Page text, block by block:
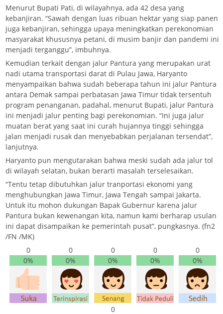
Menurut Bupati Pati, di wilayahnya, ada 42 desa yang
kebanjiran. “Sawah dengan luas ribuan hektar yang siap panen
juga kebanjiran, sehingga upaya meningkatkan perekonomian
masyarakat khususnya petani, di musim banjir dan pandemi ini
menjadi terganggu”, imbuhnya.
Kemudian terkait dengan jalur Pantura yang merupakan urat
nadi utama transportasi darat di Pulau Jawa, Haryanto
menyampaikan bahwa sudah beberapa tahun ini jalur Pantura
antara Demak sampai perbatasan Jawa Timur tidak tersentuh
program penanganan, padahal, menurut Bupati, jalur Pantura
ini menjadi jalur penting bagi perekonomian. “Ini juga jalur
muatan berat yang saat ini curah hujannya tinggi sehingga
jalan menjadi rusak dan menyebabkan perjalanan tersendat”,
lanjutnya.
Haryanto pun mengutarakan bahwa meski sudah ada jalur tol
di wilayah selatan, bukan berarti masalah terselesaikan.
“Tentu tetap dibutuhkan jalur tranportasi ekonomi yang
menghubungkan Jawa Timur, Jawa Tengah sampai Jakarta.
Untuk itu mohon dukungan Bapak Gubernur karena jalur
Pantura bukan kewenangan kita, namun kami berharap usulan
ini dapat disampaikan ke pemerintah pusat”, pungkasnya. (fn2
/FN /MK)
0
0%
0
0%
0
0%
0
0%
0
0%
0